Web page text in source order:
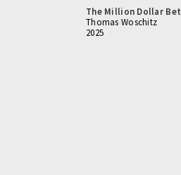
The Million Dollar Bet
Thomas Woschitz
2025